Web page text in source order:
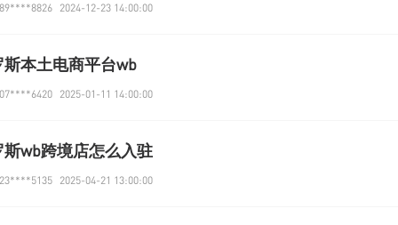
2024-12-23 14:00:00
斯本土电商平台wb
2025-01-11 14:00:00
斯wb跨境店怎么入驻
2025-04-21 13:00:00